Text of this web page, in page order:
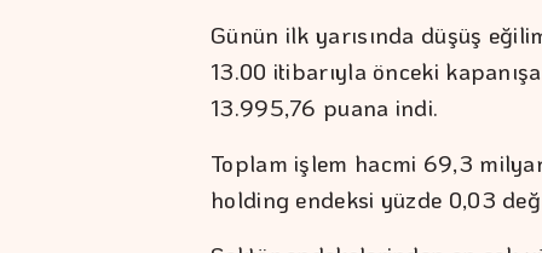
Günün ilk yarısında düşüş
13.00 itibarıyla önceki
13.995,76 puana indi.
Toplam işlem hacmi 69,3
holding endeksi yüzde 0,03